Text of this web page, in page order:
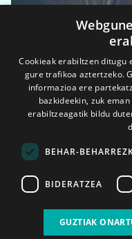
2026ko eka. 1a
Cookieak erabiltzen ditugu
gure trafikoa aztertzeko.
informazioa ere
bazkideekin, zuk
erabiltzeagatik bildu
BEHAR-
BIDERATZEA
GUZTIAK